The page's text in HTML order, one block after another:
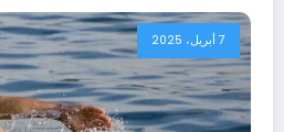
7 أبريل، 2025